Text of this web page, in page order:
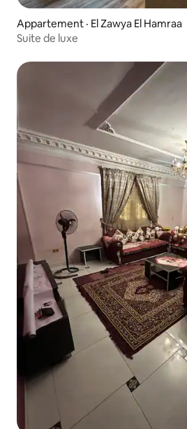
Appartement · El Zawya El Hamraa
Suite de luxe